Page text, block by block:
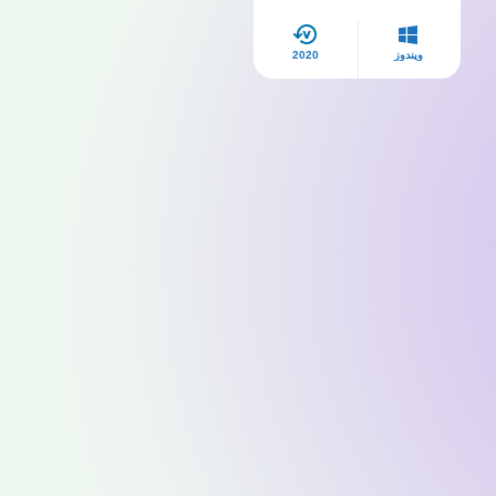
ويندوز 2020